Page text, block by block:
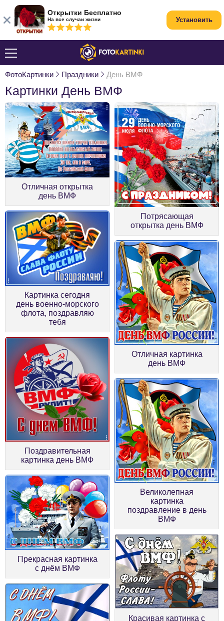
ФотоКартинки Праздники День ВМФ
Картинки День ВМФ
Отличная открытка
день ВМФ
Потрясающая
открытка день ВМФ
Картинка сегодня
день военно-морского
флота, поздравляю
тебя
Отличная картинка
день ВМФ
Поздравительная
картинка день ВМФ
Великолепная
картинка
поздравление в день
ВМФ
Прекрасная картинка
c днём ВМФ
Красивая картинка c
Открытки Бесплатно
На все случаи жизни Установить